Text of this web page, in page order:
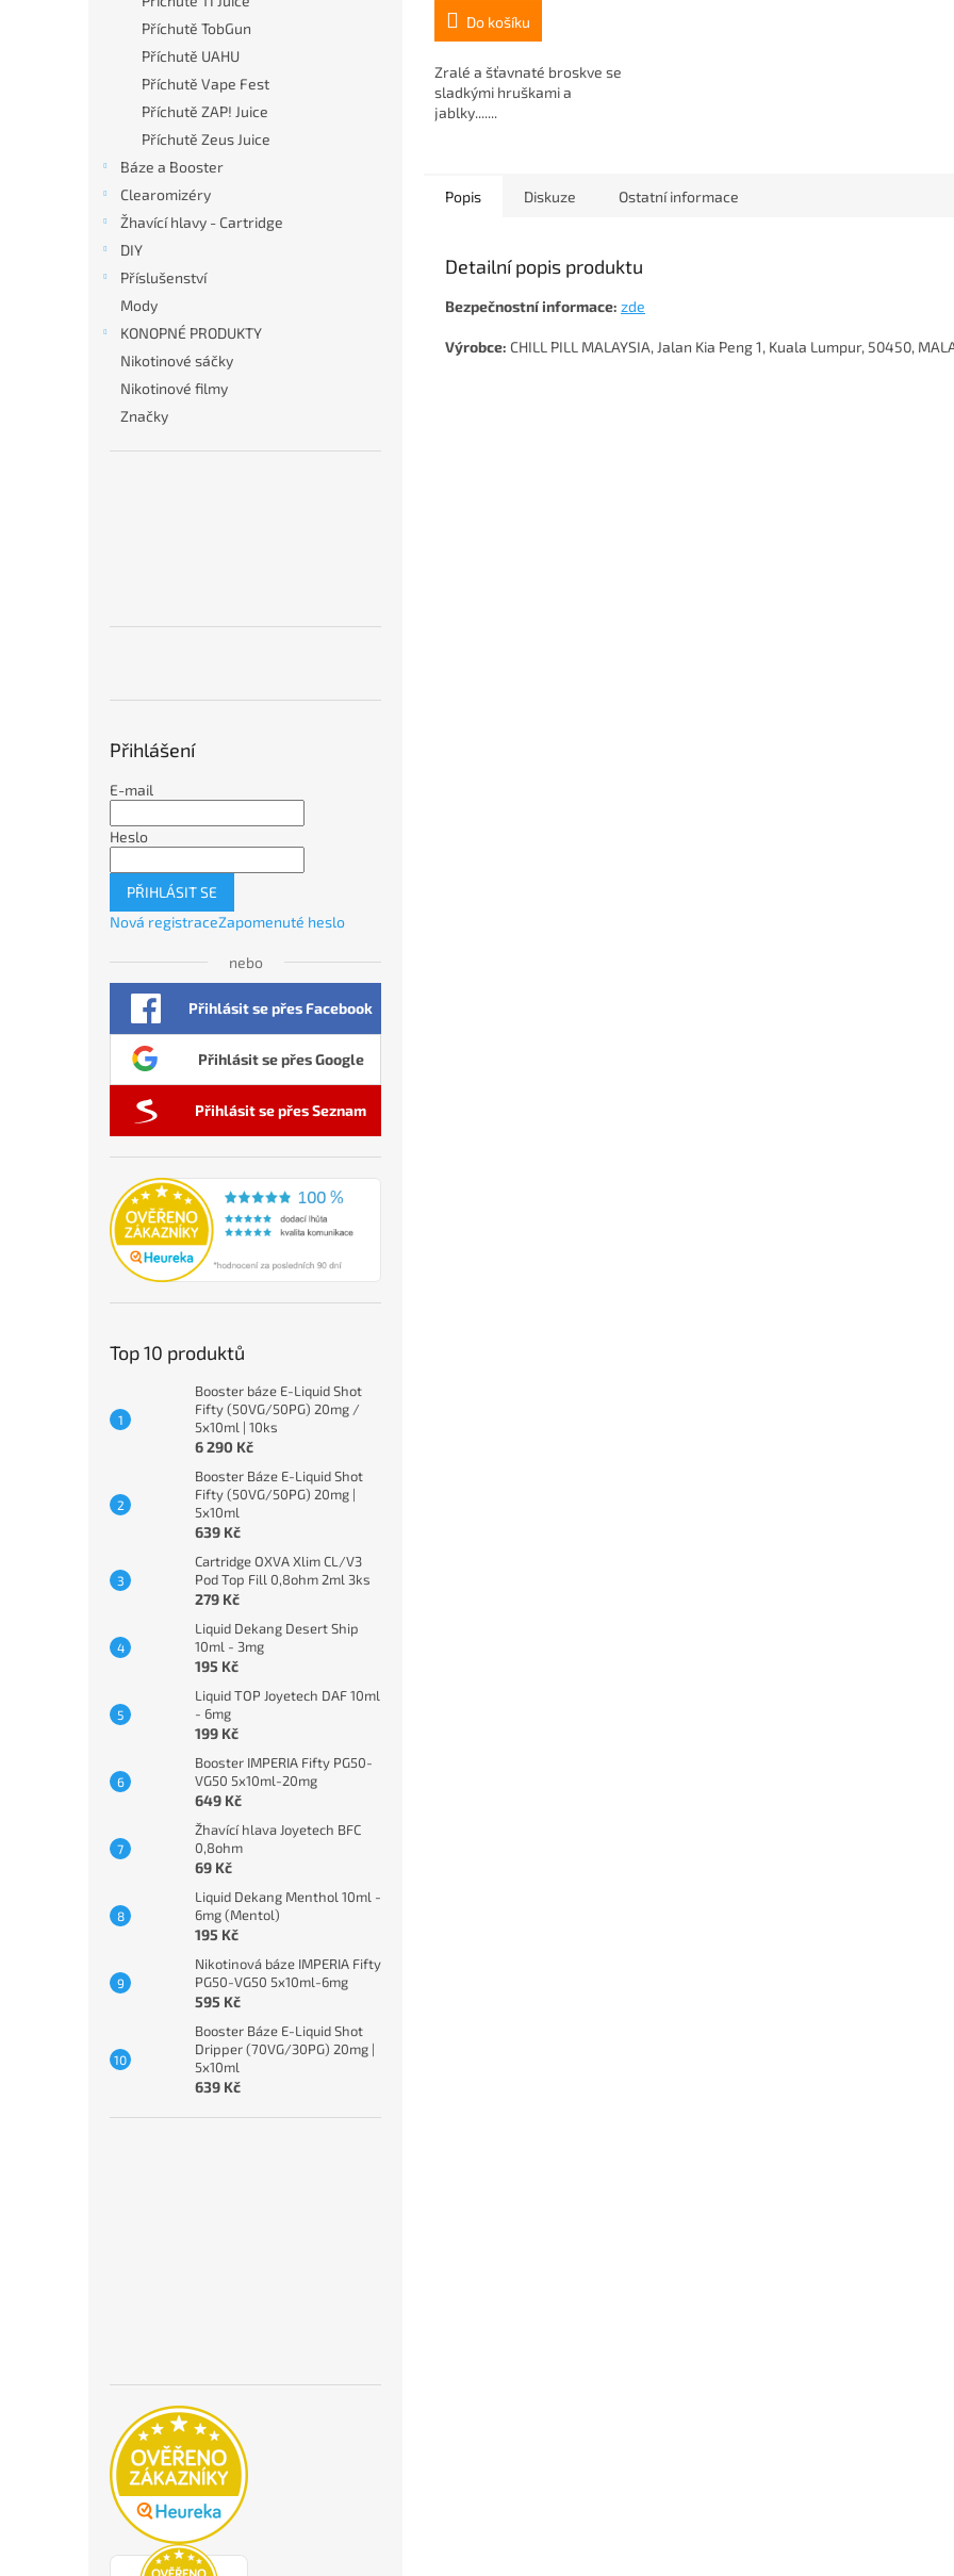
Příchutě TobGun
Příchutě UAHU
Příchutě Vape Fest
Příchutě ZAP! Juice
Příchutě Zeus Juice
Báze a Booster
Clearomizéry
Žhavící hlavy - Cartridge
DIY
Příslušenství
Mody
KONOPNÉ PRODUKTY
Nikotinové sáčky
Nikotinové filmy
Značky
Přihlášení
E-mail
Heslo
PŘIHLÁSIT SE
Nová registraceZapomenuté heslo
nebo
Přihlásit se přes Facebook
Přihlásit se přes Google
Přihlásit se přes Seznam
Top 10 produktů
Booster báze E-Liquid Shot
Fifty (50VG/50PG) 20mg /
5x10ml | 10ks
6 290 Kč
Booster Báze E-Liquid Shot
Fifty (50VG/50PG) 20mg |
5x10ml
639 Kč
Cartridge OXVA Xlim CL/V3
Pod Top Fill 0,8ohm 2ml 3ks
279 Kč
Liquid Dekang Desert Ship
10ml - 3mg
195 Kč
Liquid TOP Joyetech DAF 10ml
- 6mg
199 Kč
Booster IMPERIA Fifty PG50-
VG50 5x10ml-20mg
649 Kč
Žhavící hlava Joyetech BFC
0,8ohm
69 Kč
Liquid Dekang Menthol 10ml -
6mg (Mentol)
195 Kč
Nikotinová báze IMPERIA Fifty
PG50-VG50 5x10ml-6mg
595 Kč
Booster Báze E-Liquid Shot
Dripper (70VG/30PG) 20mg |
5x10ml
639 Kč
Do košíku
Zralé a šťavnaté broskve se
sladkými hruškami a
jablky.......
Popis Diskuze Ostatní informace
Detailní popis produktu
Bezpečnostní informace: zde
Výrobce: CHILL PILL MALAYSIA, Jalan Kia Peng 1, Kuala Lumpur, 50450,